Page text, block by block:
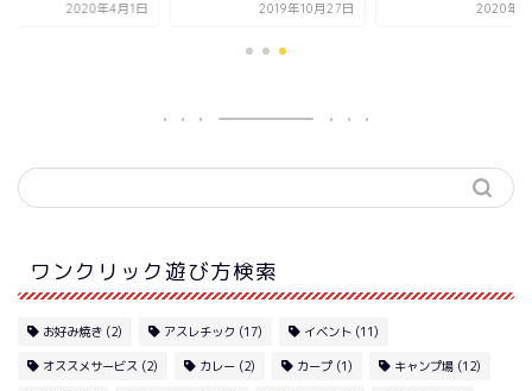
2020年4月1日 2019年10月27日 2020年4
ワンクリック遊び方検索
お好み焼き (2) アスレチック (17) イベント (11)
オススメサービス (2) カレー (2) カープ (1) キャンプ場 (12)